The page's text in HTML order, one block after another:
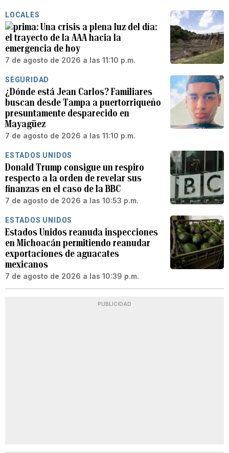
LOCALES
Una crisis a plena luz del día:
el trayecto de la AAA hacia la
emergencia de hoy
7 de agosto de 2026 a las 11:10 p.m.
SEGURIDAD
¿Dónde está Jean Carlos? Familiares
buscan desde Tampa a puertorriqueño
presuntamente desparecido en
Mayagüez
7 de agosto de 2026 a las 11:10 p.m.
ESTADOS UNIDOS
Donald Trump consigue un respiro
respecto a la orden de revelar sus
finanzas en el caso de la BBC
7 de agosto de 2026 a las 10:53 p.m.
ESTADOS UNIDOS
Estados Unidos reanuda inspecciones
en Michoacán permitiendo reanudar
exportaciones de aguacates
mexicanos
7 de agosto de 2026 a las 10:39 p.m.
PUBLICIDAD